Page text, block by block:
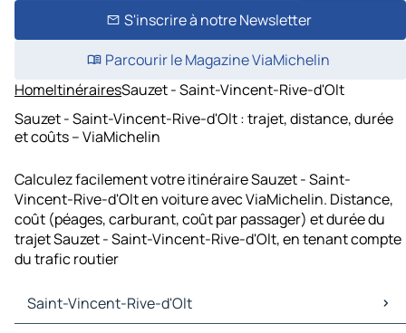
S'inscrire à notre Newsletter
Parcourir le Magazine ViaMichelin
HomeItinérairesSauzet - Saint-Vincent-Rive-d'Olt
Sauzet - Saint-Vincent-Rive-d'Olt : trajet, distance, durée
et coûts – ViaMichelin
Calculez facilement votre itinéraire Sauzet - Saint-
Vincent-Rive-d'Olt en voiture avec ViaMichelin. Distance,
coût (péages, carburant, coût par passager) et durée du
trajet Sauzet - Saint-Vincent-Rive-d'Olt, en tenant compte
du trafic routier
Saint-Vincent-Rive-d'Olt